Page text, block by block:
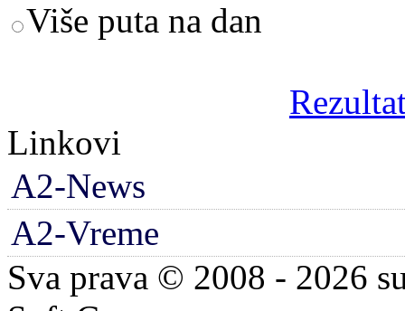
Više puta na dan
Linkovi
A2-News
A2-Vreme
Sva prava © 2008 - 2026